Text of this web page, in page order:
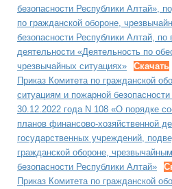
безопасности Республики Алтай»,
по гражданской обороне,
безопасности Республики Алтай, по
деятельности «Деятельность по
чрезвычайных ситуациях»
Скачать
Приказ Комитета по гражданской
ситуациям и пожарной
30.12.2022 года N 108 «О порядке
планов финансово-хозяйственной
государственных учреждений,
гражданской обороне,
безопасности Республики Алтай»
Приказ Комитета по гражданской